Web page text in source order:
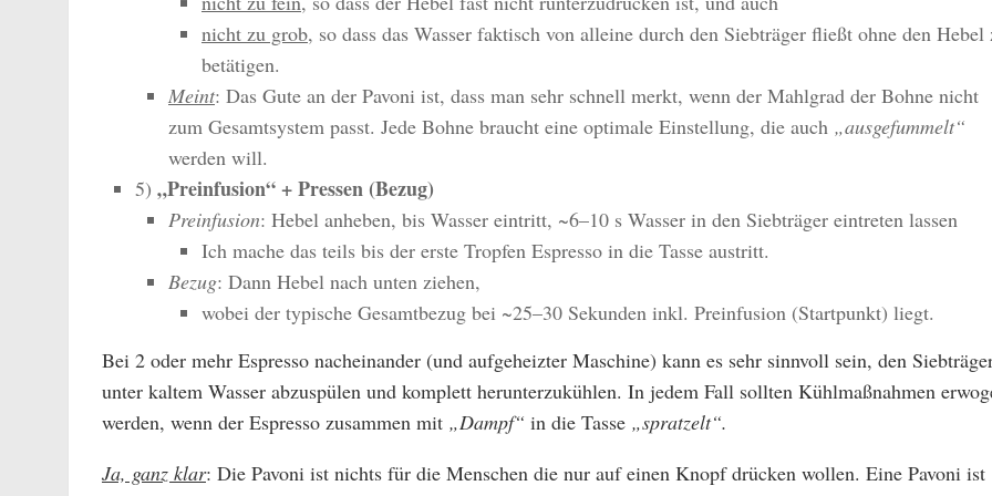
nicht zu grob, so dass das Wasser faktisch von alleine durch den Siebträger fließt ohne den Hebel
betätigen.
Meint: Das Gute an der Pavoni ist, dass man sehr schnell merkt, wenn der Mahlgrad der Bohne nicht
zum Gesamtsystem passt. Jede Bohne braucht eine optimale Einstellung, die auch „ausgefummelt“
werden will.
5) „Preinfusion“ + Pressen (Bezug)
Preinfusion: Hebel anheben, bis Wasser eintritt, ~6–10 s Wasser in den Siebträger eintreten lassen
Ich mache das teils bis der erste Tropfen Espresso in die Tasse austritt.
Bezug: Dann Hebel nach unten ziehen,
wobei der typische Gesamtbezug bei ~25–30 Sekunden inkl. Preinfusion (Startpunkt) liegt.
Bei 2 oder mehr Espresso nacheinander (und aufgeheizter Maschine) kann es sehr sinnvoll sein, den
unter kaltem Wasser abzuspülen und komplett herunterzukühlen. In jedem Fall sollten Kühlmaßnahmen
werden, wenn der Espresso zusammen mit „Dampf“ in die Tasse „spratzelt“.
Ja, ganz klar: Die Pavoni ist nichts für die Menschen die nur auf einen Knopf drücken wollen. Eine Pavoni ist